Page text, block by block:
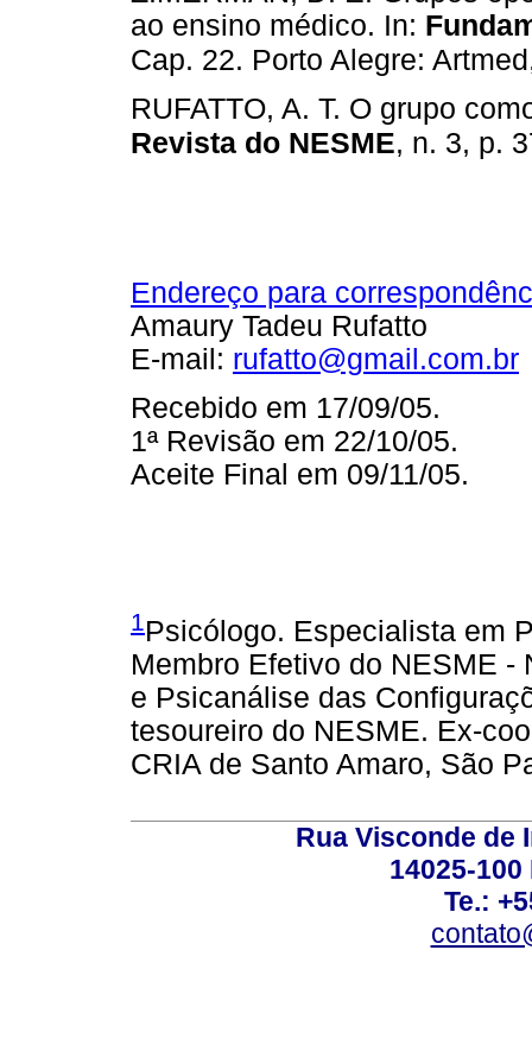
ao ensino médico. In:
Cap. 22. Porto Alegre:
RUFATTO, A. T. O grupo
Revista do NESME, n. 3, p.
Endereço para
Amaury Tadeu Rufatto
E-mail: rufatto@gmail.com.br
Recebido em 17/09/05.
1ª Revisão em 22/10/05.
Aceite Final em 09/11/05.
1 Psicólogo. Especialista em
Membro Efetivo do NESME
e Psicanálise das
tesoureiro do NESME. Ex-
CRIA de Santo Amaro, São
Rua Visconde de
14025-
Te.: